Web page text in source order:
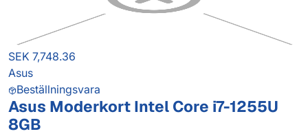
SEK 7,748.36
Asus
Beställningsvara
Asus Moderkort Intel Core i7-1255U
8GB